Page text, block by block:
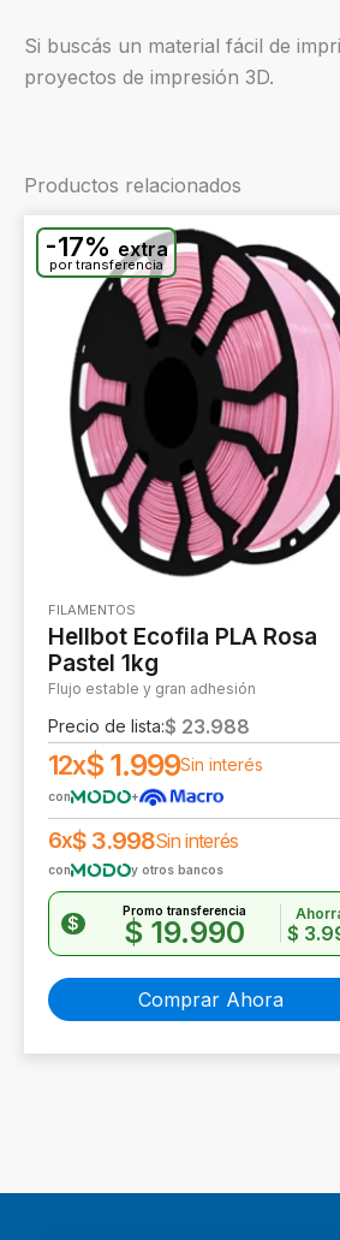
Si buscás un material fácil de
proyectos de impresión 3D.
Productos relacionados
-17% extra
por transferencia
FILAMENTOS
Hellbot Ecofila PLA Rosa
Pastel 1kg
Flujo estable y gran adhesión
Precio de lista:$ 23.988
12x$1.999Sin interés
con +
6x$ 3.998Sin interés
con y otros bancos
$
Promo transferencia
$ 19.990 $
Comprar Ahora